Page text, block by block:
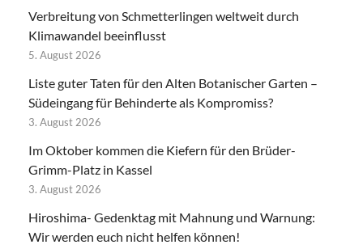
Verbreitung von Schmetterlingen weltweit durch
Klimawandel beeinflusst
5. August 2026
Liste guter Taten für den Alten Botanischer Garten –
Südeingang für Behinderte als Kompromiss?
3. August 2026
Im Oktober kommen die Kiefern für den Brüder-
Grimm-Platz in Kassel
3. August 2026
Hiroshima- Gedenktag mit Mahnung und Warnung:
Wir werden euch nicht helfen können!